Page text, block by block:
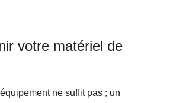
votre matériel de
ne suffit pas ; un